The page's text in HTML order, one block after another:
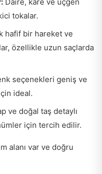
tokalar.
hafif bir hareket ve
özellikle uzun saçlarda
seçenekleri geniş ve
ideal.
ve doğal taş detaylı
için tercih edilir.
alanı var ve doğru